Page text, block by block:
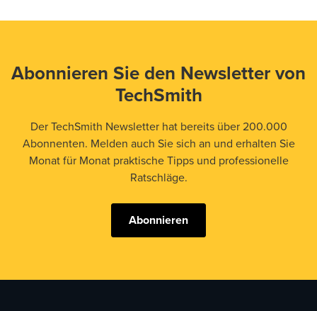
Abonnieren Sie den Newsletter von
TechSmith
Der TechSmith Newsletter hat bereits über 200.000
Abonnenten. Melden auch Sie sich an und erhalten Sie
Monat für Monat praktische Tipps und professionelle
Ratschläge.
Abonnieren